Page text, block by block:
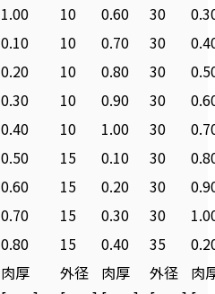
1.00 10 0.60 30
0.10 10 0.70 30
0.20 10 0.80 30
0.30 10 0.90 30
0.40 10 1.00 30
0.50 15 0.10 30
0.60 15 0.20 30
0.70 15 0.30 30
0.80 15 0.40 35
肉厚
外径
肉厚
外径
肉